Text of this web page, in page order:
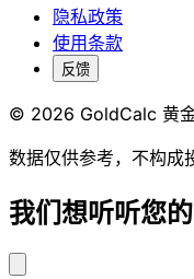
隐私政策
使用条款
反馈
© 2026 GoldCalc 黄金
数据仅供参考，不构成
我们想听听您